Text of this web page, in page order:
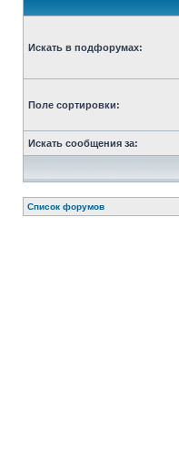
Искать в подфорумах:
Поле сортировки:
Искать сообщения за:
Список форумов